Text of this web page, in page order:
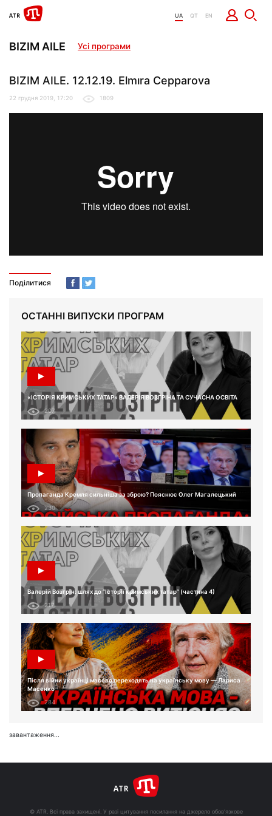
UA QT EN
BIZIM AILE Усі програми
BIZIM AILE. 12.12.19. Elmıra Cepparova
22 грудня 2019, 17:20 1809
Поділитися
ОСТАННІ ВИПУСКИ ПРОГРАМ
«ІСТОРІЯ КРИМСЬКИХ ТАТАР» ВАЛЕРІЯ ВОЗГРІНА ТА СУЧАСНА ОСВІТА
207
Пропаганда Кремля сильніша за зброю? Пояснює Олег Магалецький
230
Валерій Возгрін: шлях до “Історії кримських татар” (частина 4)
217
Після війни українці масово переходять на українську мову — Лариса
Масенко
284
завантаження...
© ATR. Всі права захищені. У разі цитування посилання на джерело обов'язкове